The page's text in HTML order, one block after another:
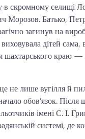
скромному селищі
Морозов. Батько,
загинув на
дітей
шахтарського краю —
лише вугілля й
обов’язок.
імені С. І.
системі, де